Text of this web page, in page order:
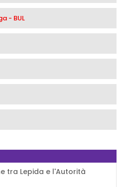
- BUL
tra Lepida e l'Autorità